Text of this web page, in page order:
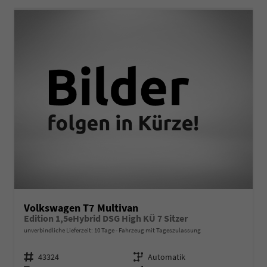
Volkswagen T7 Multivan
Edition 1,5eHybrid DSG High KÜ 7 Sitzer
unverbindliche Lieferzeit: 10 Tage Fahrzeug mit Tageszulassung
Fahrzeugnr. 43324 Getriebe Automatik